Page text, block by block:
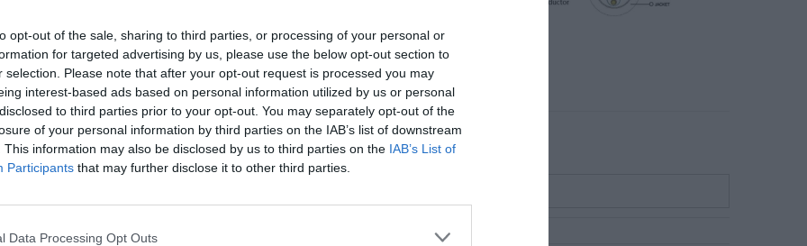
opt-out of the sale, sharing to third parties, or processing of your personal or
for targeted advertising by us, please use the below opt-out section to
selection. Please note that after your opt-out request is processed you may
interest-based ads based on personal information utilized by us or personal
to third parties prior to your opt-out. You may separately opt-out of the
of your personal information by third parties on the IAB’s list of downstream
This information may also be disclosed by us to third parties on the IAB’s List of
Participants that may further disclose it to other third parties.
Data Processing Opt Outs